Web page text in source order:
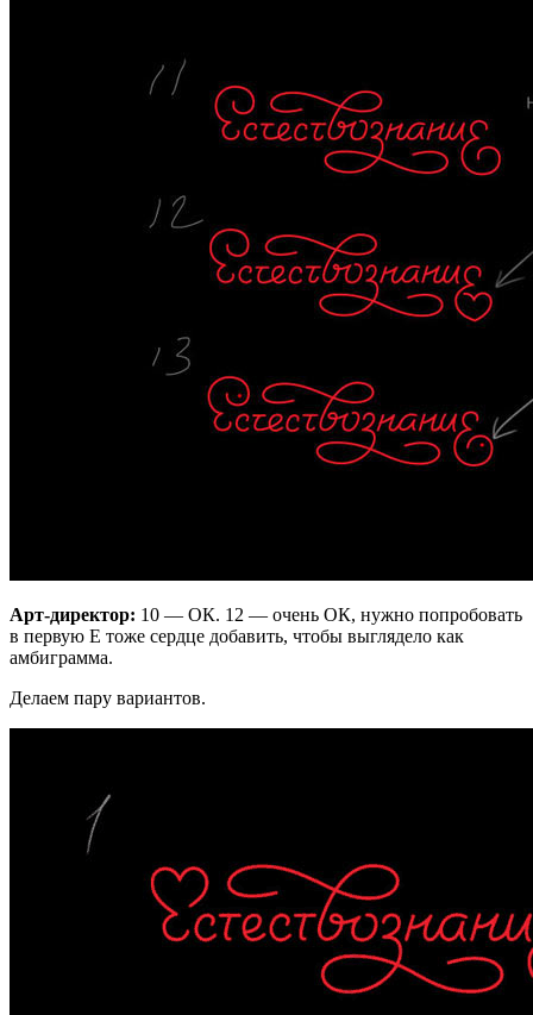
Арт-директор: 10 — ОК. 12 — очень ОК, нужно попробовать
в первую Е тоже сердце добавить, чтобы выглядело как
амбиграмма.
Делаем пару вариантов.